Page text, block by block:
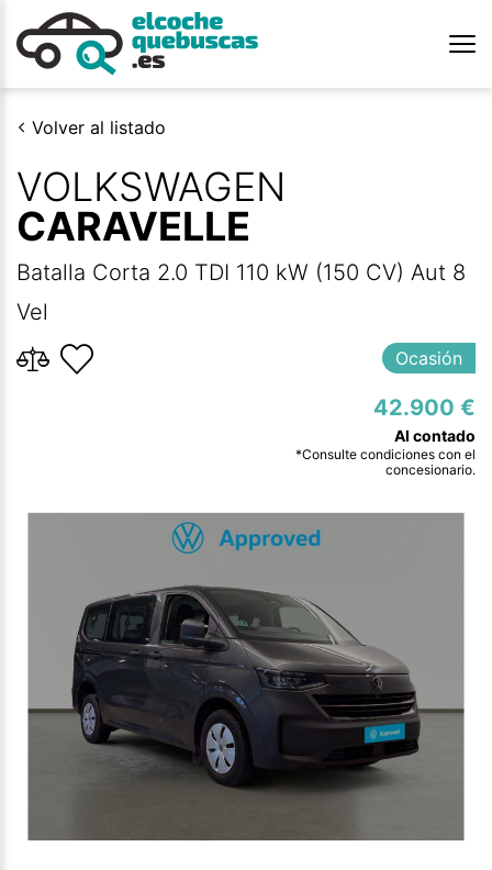
Volver al listado
VOLKSWAGEN
CARAVELLE
Batalla Corta 2.0 TDI 110 kW (150 CV) Aut 8
Vel
Ocasión
42.900 €
*Consulte condiciones con el
concesionario.